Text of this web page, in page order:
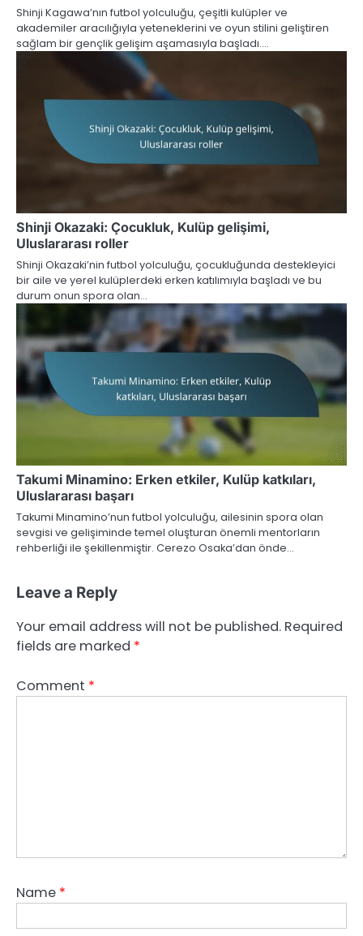
Shinji Kagawa’nın futbol yolculuğu, çeşitli kulüpler ve
akademiler aracılığıyla yeteneklerini ve oyun stilini geliştiren
sağlam bir gençlik gelişim aşamasıyla başladı.…
Shinji Okazaki: Çocukluk, Kulüp gelişimi,
Uluslararası roller
Shinji Okazaki’nin futbol yolculuğu, çocukluğunda destekleyici
bir aile ve yerel kulüplerdeki erken katılımıyla başladı ve bu
durum onun spora olan…
Takumi Minamino: Erken etkiler, Kulüp katkıları,
Uluslararası başarı
Takumi Minamino’nun futbol yolculuğu, ailesinin spora olan
sevgisi ve gelişiminde temel oluşturan önemli mentorların
rehberliği ile şekillenmiştir. Cerezo Osaka’dan önde…
Leave a Reply
Your email address will not be published. Required
fields are marked *
Comment *
Name *